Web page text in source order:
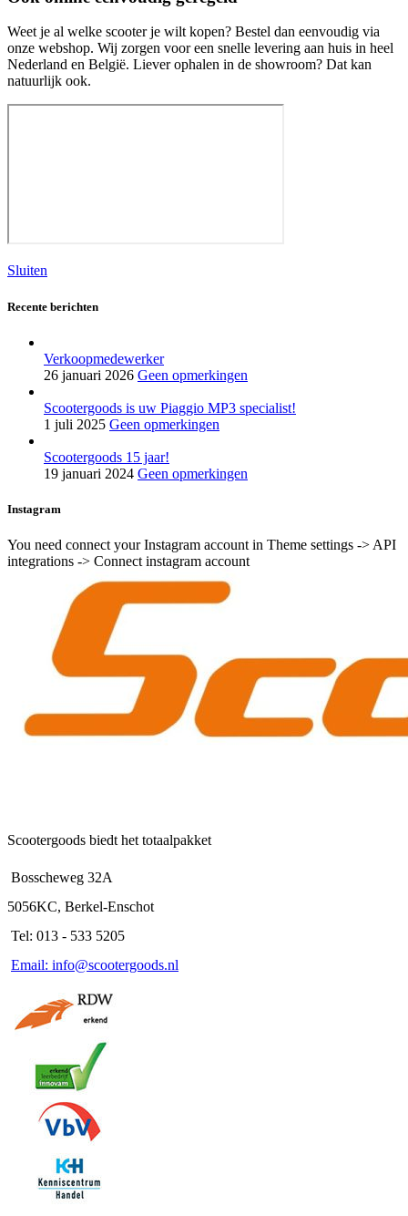
Weet je al welke scooter je wilt kopen? Bestel dan eenvoudig via
onze webshop. Wij zorgen voor een snelle levering aan huis in heel
Nederland en België. Liever ophalen in de showroom? Dat kan
natuurlijk ook.
Sluiten
Recente berichten
Verkoopmedewerker
26 januari 2026 Geen opmerkingen
Scootergoods is uw Piaggio MP3 specialist!
1 juli 2025 Geen opmerkingen
Scootergoods 15 jaar!
19 januari 2024 Geen opmerkingen
Instagram
You need connect your Instagram account in Theme settings -> API
integrations -> Connect instagram account
Scootergoods biedt het totaalpakket
Bosscheweg 32A
5056KC, Berkel-Enschot
Tel: 013 - 533 5205
Email: info@scootergoods.nl